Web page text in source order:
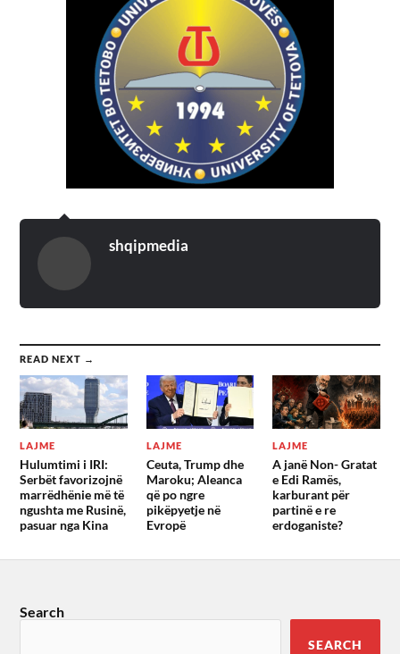
shqipmedia
READ NEXT →
LAJME
Hulumtimi i IRI:
Serbët favorizojnë
marrëdhënie më të
ngushta me Rusinë,
pasuar nga Kina
LAJME
Ceuta, Trump dhe
Maroku; Aleanca
që po ngre
pikëpyetje në
Evropë
LAJME
A janë Non- Gratat
e Edi Ramës,
karburant për
partinë e re
erdoganiste?
Search
SEARCH